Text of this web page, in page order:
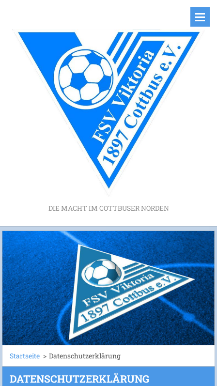
DIE MACHT IM COTTBUSER NORDEN
Startseite > Datenschutzerklärung
DATENSCHUTZERKLÄRUNG